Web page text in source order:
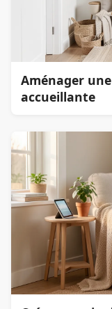
Aménager
accueillante